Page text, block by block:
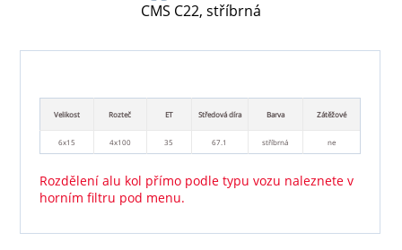
CMS C22, stříbrná
Velikost Rozteč ET Středová díra Barva Zátěžové
6x15 4x100 35 67.1 stříbrná ne
Rozdělení alu kol přímo podle typu vozu naleznete v
horním filtru pod menu.